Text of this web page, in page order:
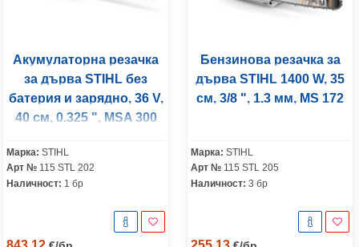
Акумулаторна резачка
за дърва STIHL без
батерия и зарядно, 36 V,
40 см, 0.325 ", MSA 300
Марка: STIHL
Арт № 115 STL 202
Наличност: 1 бр
Бензинова резачка за
дърва STIHL 1400 W, 35
см, 3/8 ", 1.3 мм, MS 172
Марка: STIHL
Арт № 115 STL 205
Наличност: 3 бр